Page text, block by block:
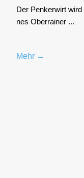
Der Pen­ker­wirt
nes Ober­rai­ner ...
Mehr →